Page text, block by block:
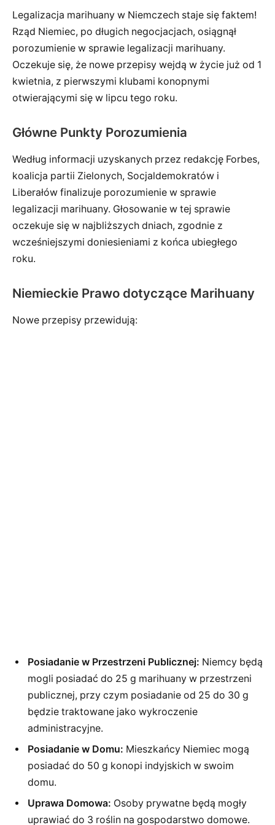
Legalizacja marihuany w Niemczech staje się faktem!
Rząd Niemiec, po długich negocjacjach, osiągnął
porozumienie w sprawie legalizacji marihuany.
Oczekuje się, że nowe przepisy wejdą w życie już od 1
kwietnia, z pierwszymi klubami konopnymi
otwierającymi się w lipcu tego roku.
Główne Punkty Porozumienia
Według informacji uzyskanych przez redakcję Forbes,
koalicja partii Zielonych, Socjaldemokratów i
Liberałów finalizuje porozumienie w sprawie
legalizacji marihuany. Głosowanie w tej sprawie
oczekuje się w najbliższych dniach, zgodnie z
wcześniejszymi doniesieniami z końca ubiegłego
roku.
Niemieckie Prawo dotyczące Marihuany
Nowe przepisy przewidują:
Posiadanie w Przestrzeni Publicznej: Niemcy będą
mogli posiadać do 25 g marihuany w przestrzeni
publicznej, przy czym posiadanie od 25 do 30 g
będzie traktowane jako wykroczenie
administracyjne.
Posiadanie w Domu: Mieszkańcy Niemiec mogą
posiadać do 50 g konopi indyjskich w swoim
domu.
Uprawa Domowa: Osoby prywatne będą mogły
uprawiać do 3 roślin na gospodarstwo domowe.